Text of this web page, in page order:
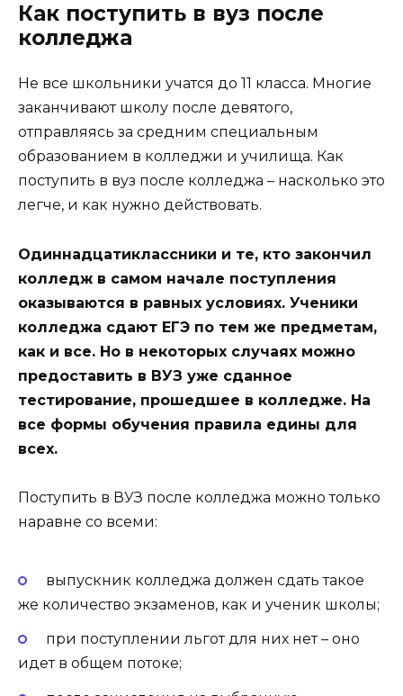
Как поступить в вуз после
колледжа
Не все школьники учатся до 11 класса. Многие
заканчивают школу после девятого,
отправляясь за средним специальным
образованием в колледжи и училища. Как
поступить в вуз после колледжа – насколько это
легче, и как нужно действовать.
Одиннадцатиклассники и те, кто закончил
колледж в самом начале поступления
оказываются в равных условиях. Ученики
колледжа сдают ЕГЭ по тем же предметам,
как и все. Но в некоторых случаях можно
предоставить в ВУЗ уже сданное
тестирование, прошедшее в колледже. На
все формы обучения правила едины для
всех.
Поступить в ВУЗ после колледжа можно только
наравне со всеми:
выпускник колледжа должен сдать такое
же количество экзаменов, как и ученик школы;
при поступлении льгот для них нет – оно
идет в общем потоке;